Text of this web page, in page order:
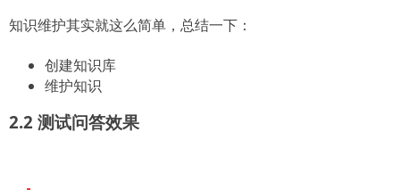
知识维护其实就这么简单，总结一下：
创建知识库
维护知识
2.2 测试问答效果